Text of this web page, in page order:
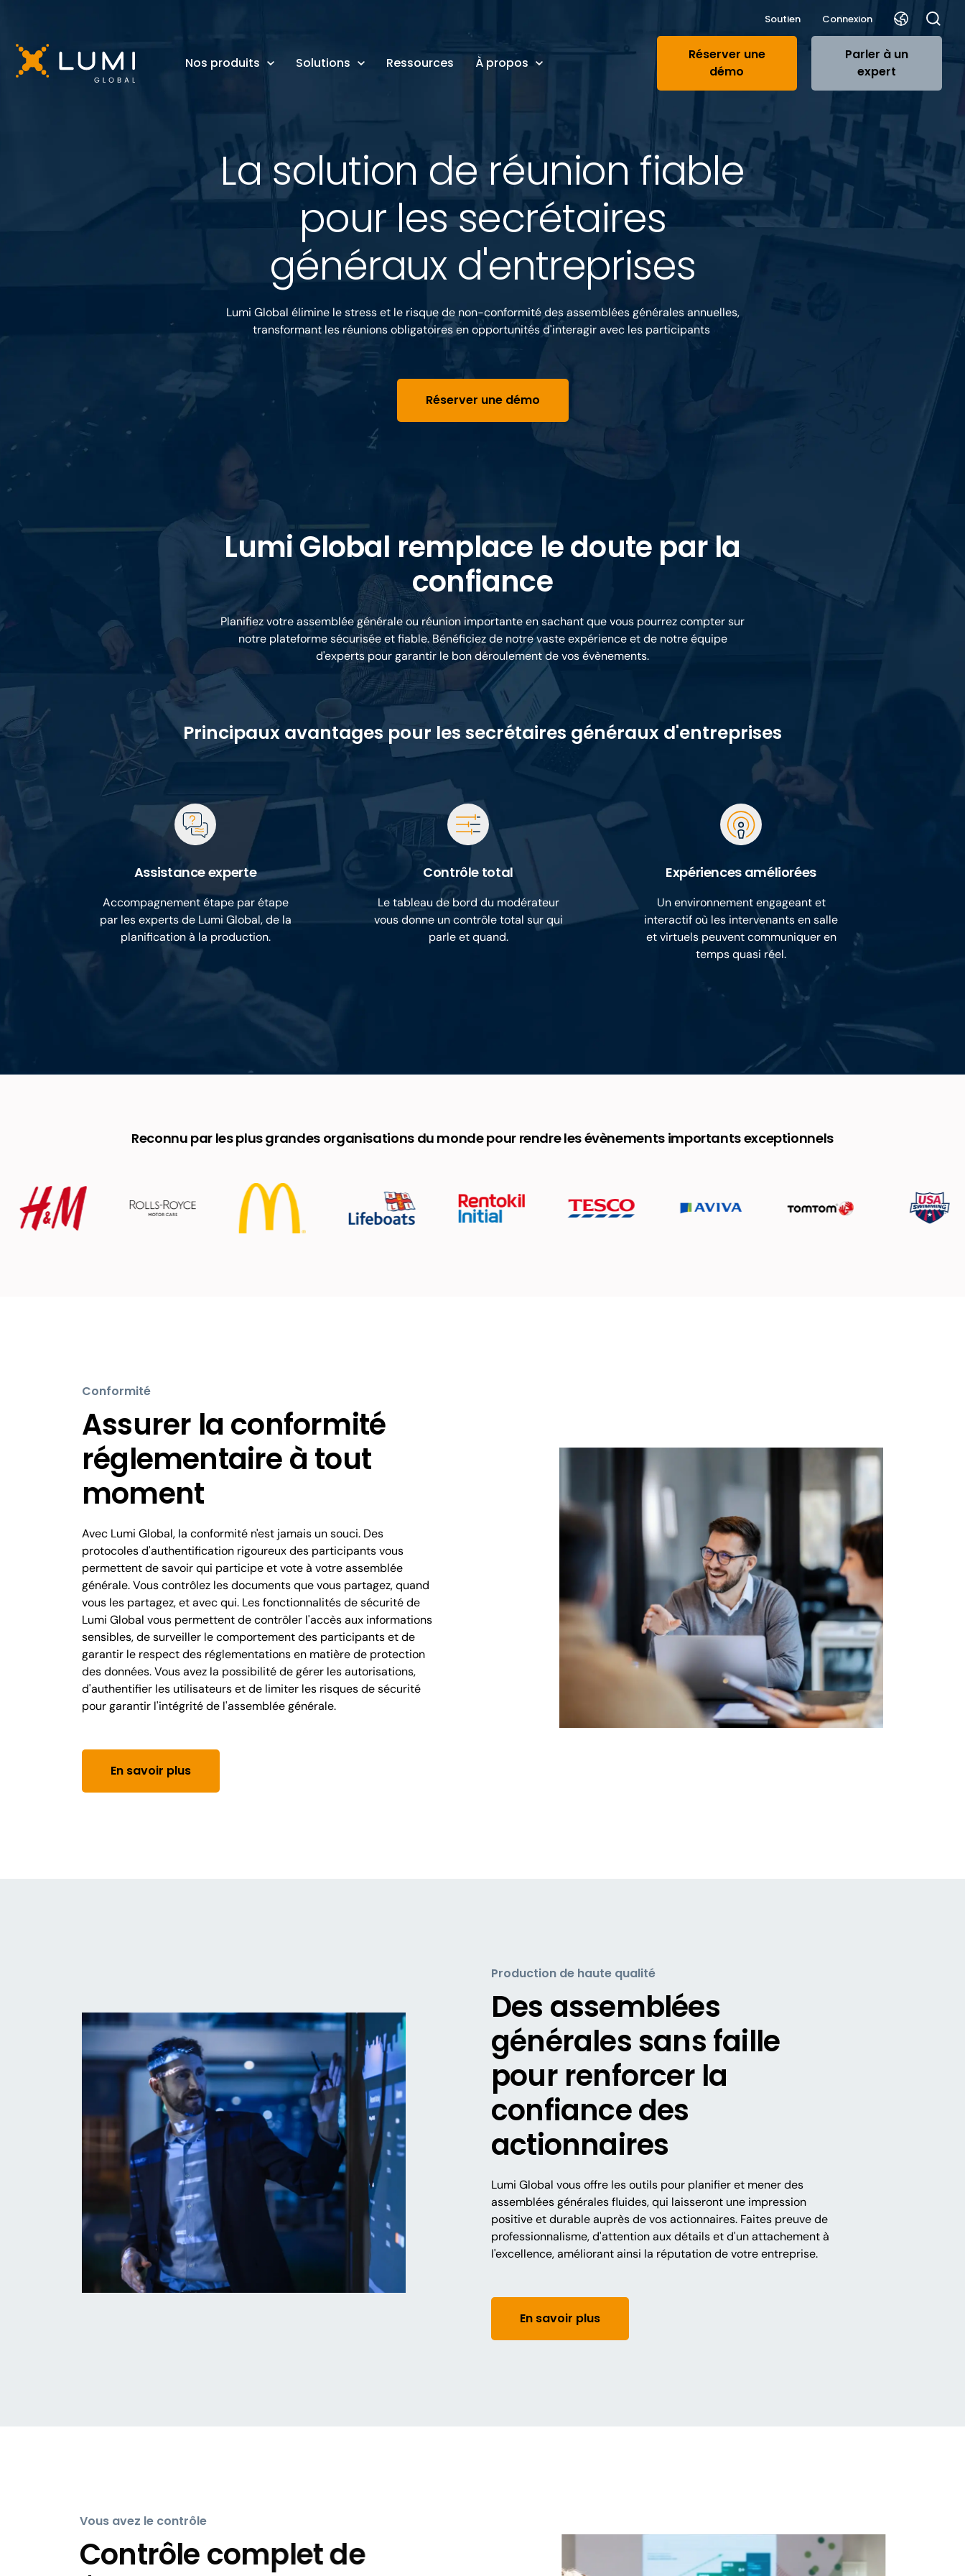
Soutien Connexion
Nos produits Solutions Ressources À propos
Réserver une
démo
Parler à un
expert
La solution de réunion fiable
pour les secrétaires
généraux d'entreprises
Lumi Global élimine le stress et le risque de non-conformité des assemblées générales annuelles,
transformant les réunions obligatoires en opportunités d'interagir avec les participants
Réserver une démo
Lumi Global remplace le doute par la
confiance
Planifiez votre assemblée générale ou réunion importante en sachant que vous pourrez compter sur
notre plateforme sécurisée et fiable. Bénéficiez de notre vaste expérience et de notre équipe
d'experts pour garantir le bon déroulement de vos évènements.
Principaux avantages pour les secrétaires généraux d'entreprises
Assistance experte
Accompagnement étape par étape
par les experts de Lumi Global, de la
planification à la production.
Contrôle total
Le tableau de bord du modérateur
vous donne un contrôle total sur qui
parle et quand.
Expériences améliorées
Un environnement engageant et
interactif où les intervenants en salle
et virtuels peuvent communiquer en
temps quasi réel.
Reconnu par les plus grandes organisations du monde pour rendre les évènements importants exceptionnels
Conformité
Assurer la conformité
réglementaire à tout
moment
Avec Lumi Global, la conformité n'est jamais un souci. Des
protocoles d'authentification rigoureux des participants vous
permettent de savoir qui participe et vote à votre assemblée
générale. Vous contrôlez les documents que vous partagez, quand
vous les partagez, et avec qui. Les fonctionnalités de sécurité de
Lumi Global vous permettent de contrôler l'accès aux informations
sensibles, de surveiller le comportement des participants et de
garantir le respect des réglementations en matière de protection
des données. Vous avez la possibilité de gérer les autorisations,
d'authentifier les utilisateurs et de limiter les risques de sécurité
pour garantir l'intégrité de l'assemblée générale.
En savoir plus
Production de haute qualité
Des assemblées
générales sans faille
pour renforcer la
confiance des
actionnaires
Lumi Global vous offre les outils pour planifier et mener des
assemblées générales fluides, qui laisseront une impression
positive et durable auprès de vos actionnaires. Faites preuve de
professionnalisme, d'attention aux détails et d'un attachement à
l'excellence, améliorant ainsi la réputation de votre entreprise.
En savoir plus
Vous avez le contrôle
Contrôle complet de